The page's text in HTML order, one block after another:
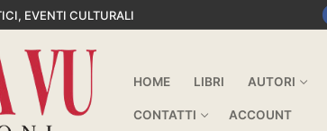
EVENTI CULTURALI
HOME LIBRI AUTORI
CONTATTI ACCOUNT